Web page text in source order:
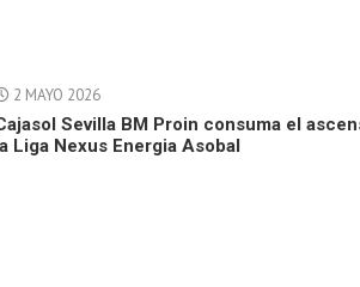
2 MAYO 2026
Sevilla BM Proin consuma el
Liga Nexus Energia Asobal